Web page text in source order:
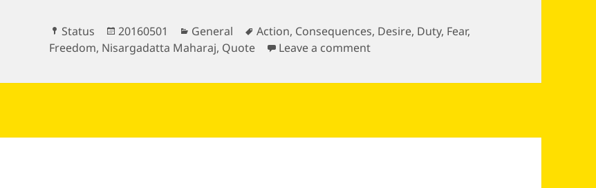
Format
Status
Posted
on
20160501 Categories
General Tags
Action, Consequences, Desire, Duty, Fear,
Freedom, Nisargadatta Maharaj, Quote Leave a commenton Freedom is freedom from worry